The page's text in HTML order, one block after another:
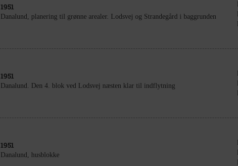
1951
Danalund, planering til grønne arealer. Lodsvej og Strandegård i baggrunden
1951
Danalund. Den 4. blok ved Lodsvej næsten klar til indflytning
1951
Danalund, husblokke